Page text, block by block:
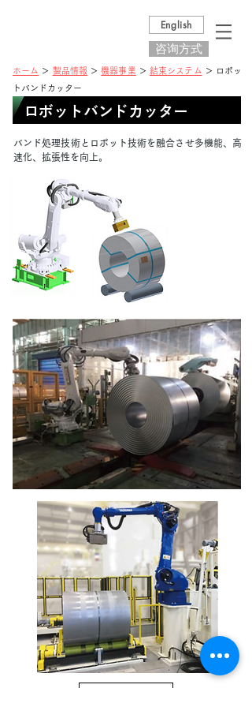
English
咨询方式
ホーム ＞ 製品情報 ＞機器事業 ＞ 結束システム
＞ ロボッ
トバンドカッター
ロボットバンドカッター
バンド処理技術とロボット技術を融合させ多機能、高
速化、拡張性を向上。